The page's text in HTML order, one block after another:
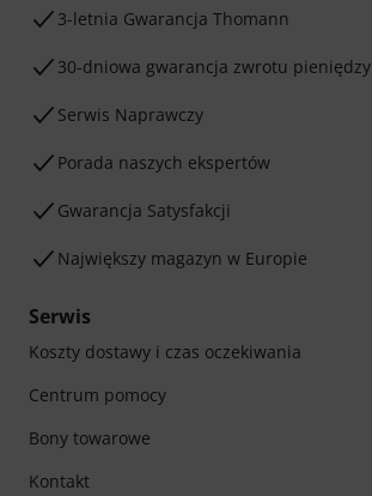
3-letnia Gwarancja Thomann
30-dniowa gwarancja zwrotu pieniędzy
Serwis Naprawczy
Porada naszych ekspertów
Gwarancja Satysfakcji
Największy magazyn w Europie
Serwis
Koszty dostawy i czas oczekiwania
Centrum pomocy
Bony towarowe
Kontakt